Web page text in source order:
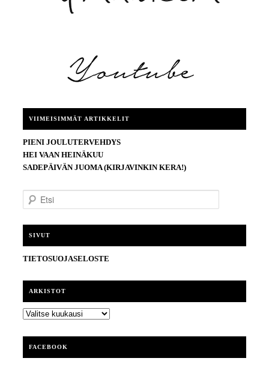
VIIMEISIMMÄT ARTIKKELIT
PIENI JOULUTERVEHDYS
HEI VAAN HEINÄKUU
SADEPÄIVÄN JUOMA (KIRJAVINKIN KERA!)
SIVUT
TIETOSUOJASELOSTE
ARKISTOT
ARKISTOT
FACEBOOK